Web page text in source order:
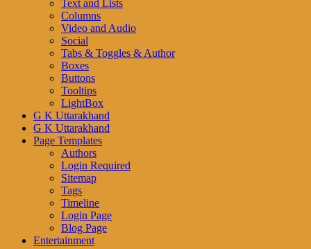
Text and Lists
Columns
Video and Audio
Social
Tabs & Toggles & Author
Boxes
Buttons
Tooltips
LightBox
G K Uttarakhand
G K Uttarakhand
Page Templates
Authors
Login Required
Sitemap
Tags
Timeline
Login Page
Blog Page
Entertainment